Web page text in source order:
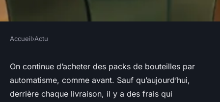
Guide d'achat pour choisir
votre fontaine à eau sur réseau
Accueil›Actu
On continue d’acheter des packs de bouteilles par
automatisme, comme avant. Sauf qu’aujourd’hui,
derrière chaque livraison, il y a des frais qui